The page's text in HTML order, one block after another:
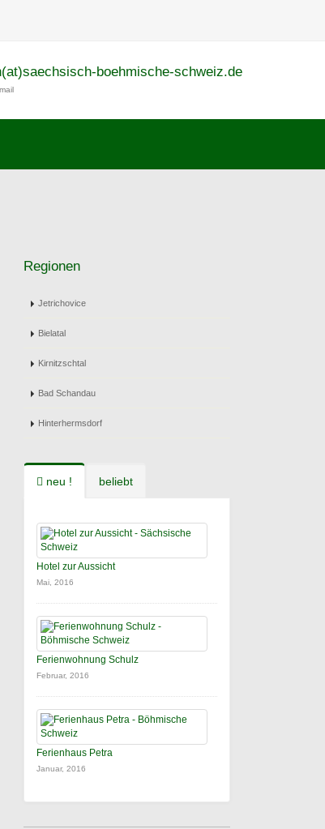
boehmische-schweiz.de
Regionen
Jetrichovice
Bielatal
Kirnitzschtal
Bad Schandau
Hinterhermsdorf
neu ! beliebt
Hotel zur Aussicht
Mai, 2016
Ferienwohnung Schulz
Februar, 2016
Ferienhaus Petra
Januar, 2016